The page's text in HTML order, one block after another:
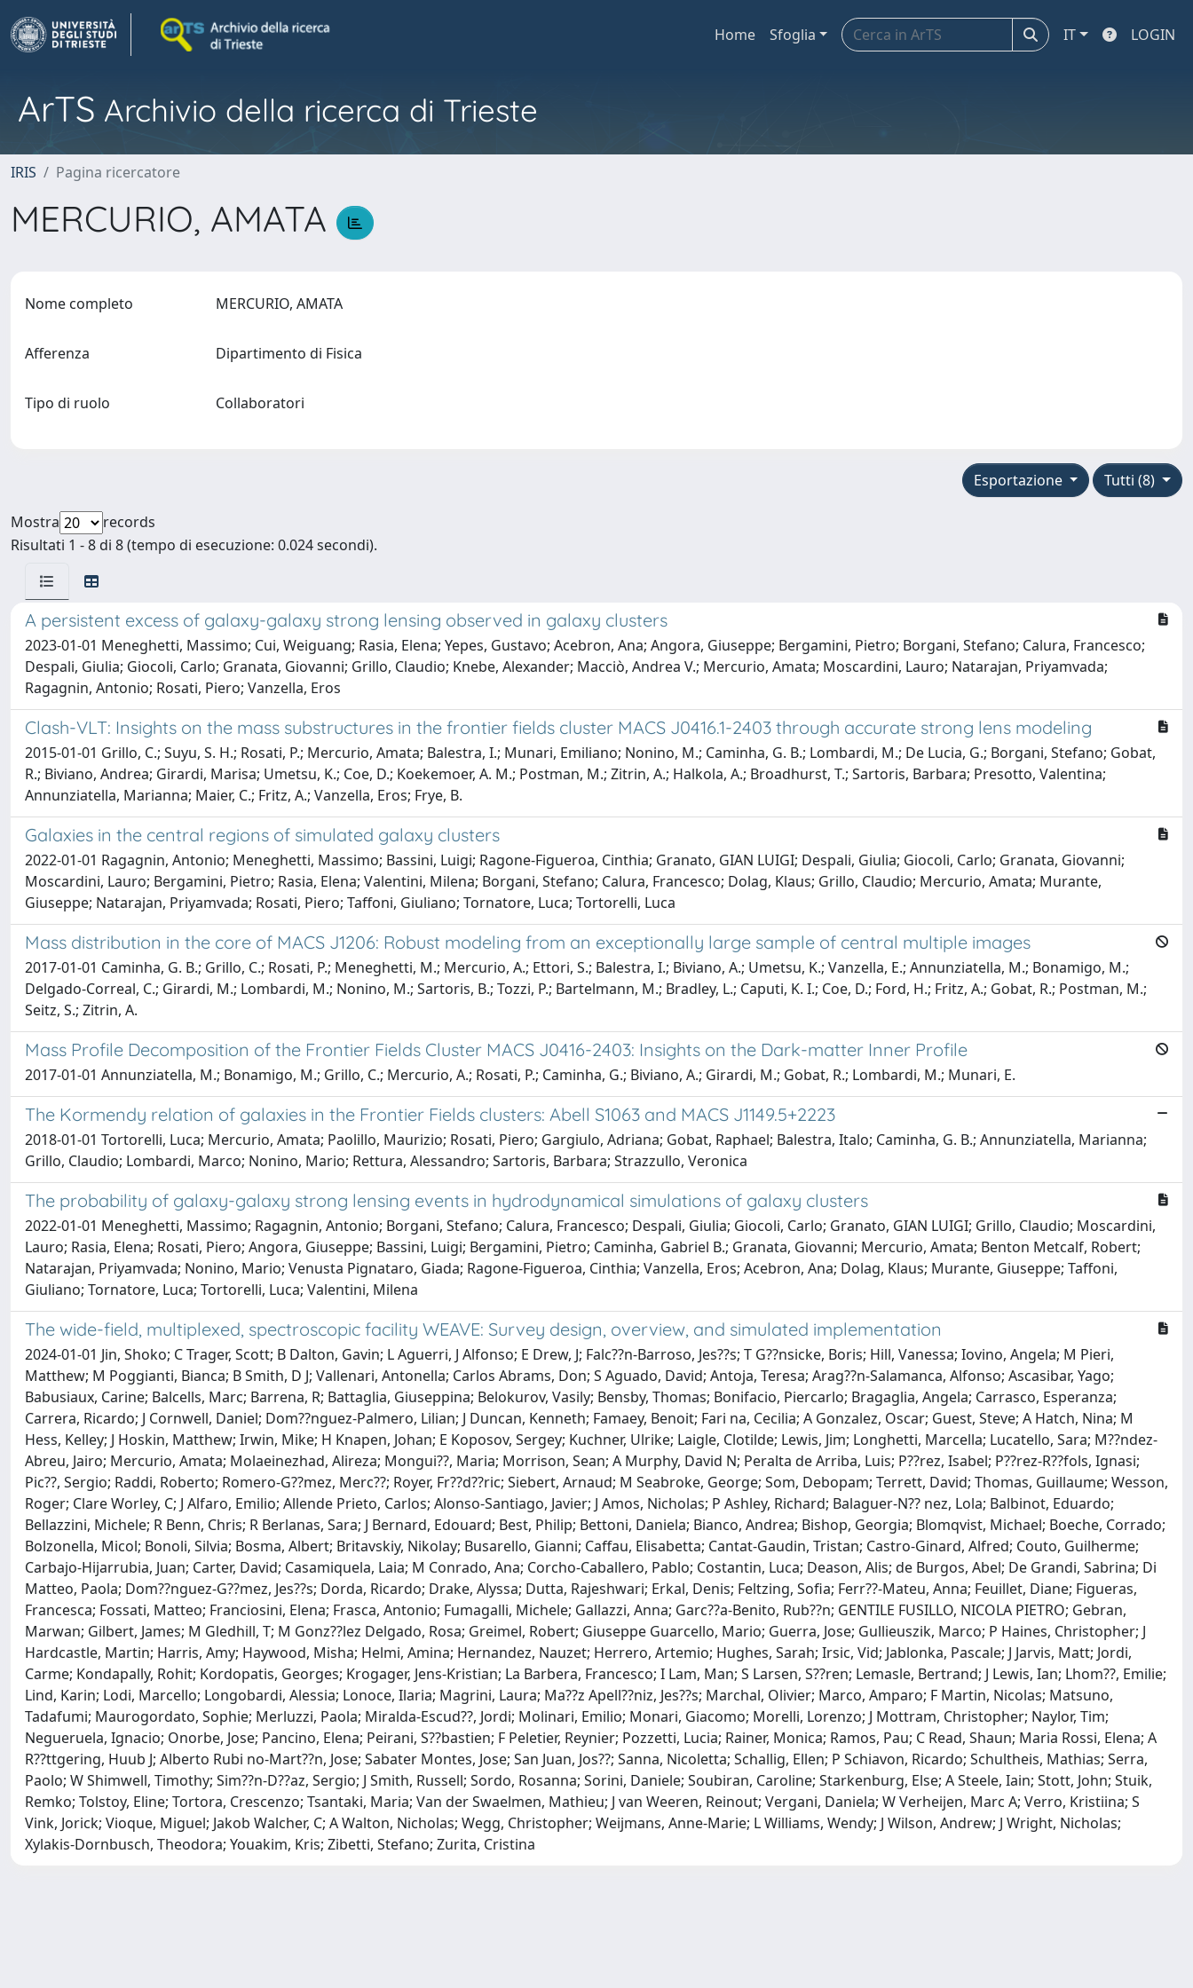
Home Sfoglia IT LOGIN
ArTS Archivio della ricerca di Trieste
IRIS Pagina ricercatore
MERCURIO, AMATA
Nome completo MERCURIO, AMATA
Afferenza Dipartimento di Fisica
Tipo di ruolo Collaboratori
Tutti (8)
Esportazione
Mostra
records
Risultati 1 - 8 di 8 (tempo di esecuzione: 0.024 secondi).
A persistent excess of galaxy-galaxy strong lensing observed in galaxy clusters
2023-01-01 Meneghetti, Massimo; Cui, Weiguang; Rasia, Elena; Yepes, Gustavo; Acebron, Ana; Angora, Giuseppe; Bergamini, Pietro; Borgani, Stefano; Calura, Francesco;
Despali, Giulia; Giocoli, Carlo; Granata, Giovanni; Grillo, Claudio; Knebe, Alexander; Macciò, Andrea V.; Mercurio, Amata; Moscardini, Lauro; Natarajan, Priyamvada;
Ragagnin, Antonio; Rosati, Piero; Vanzella, Eros
Clash-VLT: Insights on the mass substructures in the frontier fields cluster MACS J0416.1-2403 through accurate strong lens modeling
2015-01-01 Grillo, C.; Suyu, S. H.; Rosati, P.; Mercurio, Amata; Balestra, I.; Munari, Emiliano; Nonino, M.; Caminha, G. B.; Lombardi, M.; De Lucia, G.; Borgani, Stefano; Gobat,
R.; Biviano, Andrea; Girardi, Marisa; Umetsu, K.; Coe, D.; Koekemoer, A. M.; Postman, M.; Zitrin, A.; Halkola, A.; Broadhurst, T.; Sartoris, Barbara; Presotto, Valentina;
Annunziatella, Marianna; Maier, C.; Fritz, A.; Vanzella, Eros; Frye, B.
Galaxies in the central regions of simulated galaxy clusters
2022-01-01 Ragagnin, Antonio; Meneghetti, Massimo; Bassini, Luigi; Ragone-Figueroa, Cinthia; Granato, GIAN LUIGI; Despali, Giulia; Giocoli, Carlo; Granata, Giovanni;
Moscardini, Lauro; Bergamini, Pietro; Rasia, Elena; Valentini, Milena; Borgani, Stefano; Calura, Francesco; Dolag, Klaus; Grillo, Claudio; Mercurio, Amata; Murante,
Giuseppe; Natarajan, Priyamvada; Rosati, Piero; Taffoni, Giuliano; Tornatore, Luca; Tortorelli, Luca
Mass distribution in the core of MACS J1206: Robust modeling from an exceptionally large sample of central multiple images
2017-01-01 Caminha, G. B.; Grillo, C.; Rosati, P.; Meneghetti, M.; Mercurio, A.; Ettori, S.; Balestra, I.; Biviano, A.; Umetsu, K.; Vanzella, E.; Annunziatella, M.; Bonamigo, M.;
Delgado-Correal, C.; Girardi, M.; Lombardi, M.; Nonino, M.; Sartoris, B.; Tozzi, P.; Bartelmann, M.; Bradley, L.; Caputi, K. I.; Coe, D.; Ford, H.; Fritz, A.; Gobat, R.; Postman, M.;
Seitz, S.; Zitrin, A.
Mass Profile Decomposition of the Frontier Fields Cluster MACS J0416-2403: Insights on the Dark-matter Inner Profile
2017-01-01 Annunziatella, M.; Bonamigo, M.; Grillo, C.; Mercurio, A.; Rosati, P.; Caminha, G.; Biviano, A.; Girardi, M.; Gobat, R.; Lombardi, M.; Munari, E.
The Kormendy relation of galaxies in the Frontier Fields clusters: Abell S1063 and MACS J1149.5+2223
2018-01-01 Tortorelli, Luca; Mercurio, Amata; Paolillo, Maurizio; Rosati, Piero; Gargiulo, Adriana; Gobat, Raphael; Balestra, Italo; Caminha, G. B.; Annunziatella, Marianna;
Grillo, Claudio; Lombardi, Marco; Nonino, Mario; Rettura, Alessandro; Sartoris, Barbara; Strazzullo, Veronica
The probability of galaxy-galaxy strong lensing events in hydrodynamical simulations of galaxy clusters
2022-01-01 Meneghetti, Massimo; Ragagnin, Antonio; Borgani, Stefano; Calura, Francesco; Despali, Giulia; Giocoli, Carlo; Granato, GIAN LUIGI; Grillo, Claudio; Moscardini,
Lauro; Rasia, Elena; Rosati, Piero; Angora, Giuseppe; Bassini, Luigi; Bergamini, Pietro; Caminha, Gabriel B.; Granata, Giovanni; Mercurio, Amata; Benton Metcalf, Robert;
Natarajan, Priyamvada; Nonino, Mario; Venusta Pignataro, Giada; Ragone-Figueroa, Cinthia; Vanzella, Eros; Acebron, Ana; Dolag, Klaus; Murante, Giuseppe; Taffoni,
Giuliano; Tornatore, Luca; Tortorelli, Luca; Valentini, Milena
The wide-field, multiplexed, spectroscopic facility WEAVE: Survey design, overview, and simulated implementation
2024-01-01 Jin, Shoko; C Trager, Scott; B Dalton, Gavin; L Aguerri, J Alfonso; E Drew, J; Falc??n-Barroso, Jes??s; T G??nsicke, Boris; Hill, Vanessa; Iovino, Angela; M Pieri,
Matthew; M Poggianti, Bianca; B Smith, D J; Vallenari, Antonella; Carlos Abrams, Don; S Aguado, David; Antoja, Teresa; Arag??n-Salamanca, Alfonso; Ascasibar, Yago;
Babusiaux, Carine; Balcells, Marc; Barrena, R; Battaglia, Giuseppina; Belokurov, Vasily; Bensby, Thomas; Bonifacio, Piercarlo; Bragaglia, Angela; Carrasco, Esperanza;
Carrera, Ricardo; J Cornwell, Daniel; Dom??nguez-Palmero, Lilian; J Duncan, Kenneth; Famaey, Benoit; Fari na, Cecilia; A Gonzalez, Oscar; Guest, Steve; A Hatch, Nina; M
Hess, Kelley; J Hoskin, Matthew; Irwin, Mike; H Knapen, Johan; E Koposov, Sergey; Kuchner, Ulrike; Laigle, Clotilde; Lewis, Jim; Longhetti, Marcella; Lucatello, Sara; M??ndez-
Abreu, Jairo; Mercurio, Amata; Molaeinezhad, Alireza; Mongui??, Maria; Morrison, Sean; A Murphy, David N; Peralta de Arriba, Luis; P??rez, Isabel; P??rez-R??fols, Ignasi;
Pic??, Sergio; Raddi, Roberto; Romero-G??mez, Merc??; Royer, Fr??d??ric; Siebert, Arnaud; M Seabroke, George; Som, Debopam; Terrett, David; Thomas, Guillaume; Wesson,
Roger; Clare Worley, C; J Alfaro, Emilio; Allende Prieto, Carlos; Alonso-Santiago, Javier; J Amos, Nicholas; P Ashley, Richard; Balaguer-N?? nez, Lola; Balbinot, Eduardo;
Bellazzini, Michele; R Benn, Chris; R Berlanas, Sara; J Bernard, Edouard; Best, Philip; Bettoni, Daniela; Bianco, Andrea; Bishop, Georgia; Blomqvist, Michael; Boeche, Corrado;
Bolzonella, Micol; Bonoli, Silvia; Bosma, Albert; Britavskiy, Nikolay; Busarello, Gianni; Caffau, Elisabetta; Cantat-Gaudin, Tristan; Castro-Ginard, Alfred; Couto, Guilherme;
Carbajo-Hijarrubia, Juan; Carter, David; Casamiquela, Laia; M Conrado, Ana; Corcho-Caballero, Pablo; Costantin, Luca; Deason, Alis; de Burgos, Abel; De Grandi, Sabrina; Di
Matteo, Paola; Dom??nguez-G??mez, Jes??s; Dorda, Ricardo; Drake, Alyssa; Dutta, Rajeshwari; Erkal, Denis; Feltzing, Sofia; Ferr??-Mateu, Anna; Feuillet, Diane; Figueras,
Francesca; Fossati, Matteo; Franciosini, Elena; Frasca, Antonio; Fumagalli, Michele; Gallazzi, Anna; Garc??a-Benito, Rub??n; GENTILE FUSILLO, NICOLA PIETRO; Gebran,
Marwan; Gilbert, James; M Gledhill, T; M Gonz??lez Delgado, Rosa; Greimel, Robert; Giuseppe Guarcello, Mario; Guerra, Jose; Gullieuszik, Marco; P Haines, Christopher; J
Hardcastle, Martin; Harris, Amy; Haywood, Misha; Helmi, Amina; Hernandez, Nauzet; Herrero, Artemio; Hughes, Sarah; Irsic, Vid; Jablonka, Pascale; J Jarvis, Matt; Jordi,
Carme; Kondapally, Rohit; Kordopatis, Georges; Krogager, Jens-Kristian; La Barbera, Francesco; I Lam, Man; S Larsen, S??ren; Lemasle, Bertrand; J Lewis, Ian; Lhom??, Emilie;
Lind, Karin; Lodi, Marcello; Longobardi, Alessia; Lonoce, Ilaria; Magrini, Laura; Ma??z Apell??niz, Jes??s; Marchal, Olivier; Marco, Amparo; F Martin, Nicolas; Matsuno,
Tadafumi; Maurogordato, Sophie; Merluzzi, Paola; Miralda-Escud??, Jordi; Molinari, Emilio; Monari, Giacomo; Morelli, Lorenzo; J Mottram, Christopher; Naylor, Tim;
Negueruela, Ignacio; Onorbe, Jose; Pancino, Elena; Peirani, S??bastien; F Peletier, Reynier; Pozzetti, Lucia; Rainer, Monica; Ramos, Pau; C Read, Shaun; Maria Rossi, Elena; A
R??ttgering, Huub J; Alberto Rubi no-Mart??n, Jose; Sabater Montes, Jose; San Juan, Jos??; Sanna, Nicoletta; Schallig, Ellen; P Schiavon, Ricardo; Schultheis, Mathias; Serra,
Paolo; W Shimwell, Timothy; Sim??n-D??az, Sergio; J Smith, Russell; Sordo, Rosanna; Sorini, Daniele; Soubiran, Caroline; Starkenburg, Else; A Steele, Iain; Stott, John; Stuik,
Remko; Tolstoy, Eline; Tortora, Crescenzo; Tsantaki, Maria; Van der Swaelmen, Mathieu; J van Weeren, Reinout; Vergani, Daniela; W Verheijen, Marc A; Verro, Kristiina; S
Vink, Jorick; Vioque, Miguel; Jakob Walcher, C; A Walton, Nicholas; Wegg, Christopher; Weijmans, Anne-Marie; L Williams, Wendy; J Wilson, Andrew; J Wright, Nicholas;
Xylakis-Dornbusch, Theodora; Youakim, Kris; Zibetti, Stefano; Zurita, Cristina